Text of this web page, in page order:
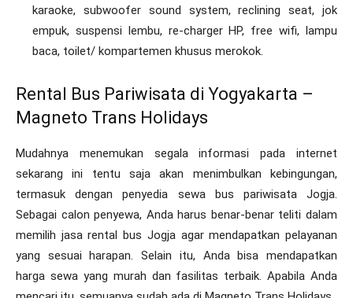
karaoke, subwoofer sound system, reclining seat, jok
empuk, suspensi lembu, re-charger HP, free wifi, lampu
baca, toilet/ kompartemen khusus merokok.
Rental Bus Pariwisata di Yogyakarta –
Magneto Trans Holidays
Mudahnya menemukan segala informasi pada internet
sekarang ini tentu saja akan menimbulkan kebingungan,
termasuk dengan penyedia sewa bus pariwisata Jogja.
Sebagai calon penyewa, Anda harus benar-benar teliti dalam
memilih jasa rental bus Jogja agar mendapatkan pelayanan
yang sesuai harapan. Selain itu, Anda bisa mendapatkan
harga sewa yang murah dan fasilitas terbaik. Apabila Anda